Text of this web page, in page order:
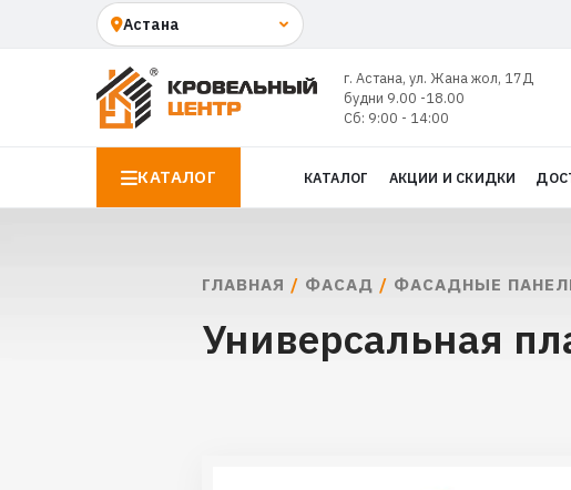
г. Астана, ул. Жана жол, 17Д
будни 9.00 -18.00
Сб: 9:00 - 14:00
КАТАЛОГ КАТАЛОГ АКЦИИ И СКИДКИ
ГЛАВНАЯ / ФАСАД / ФАСАДНЫЕ
Универсальная